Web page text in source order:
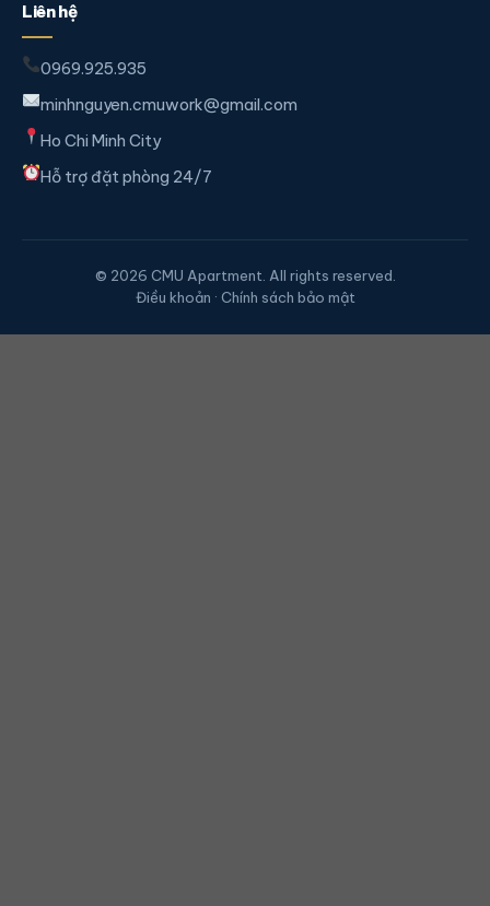
Liên hệ
0969.925.935
minhnguyen.cmuwork@gmail.com
Ho Chi Minh City
Hỗ trợ đặt phòng 24/7
© 2026 CMU Apartment. All rights reserved.
Điều khoản · Chính sách bảo mật